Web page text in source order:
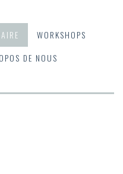
WORKSHOPS
DE NOUS